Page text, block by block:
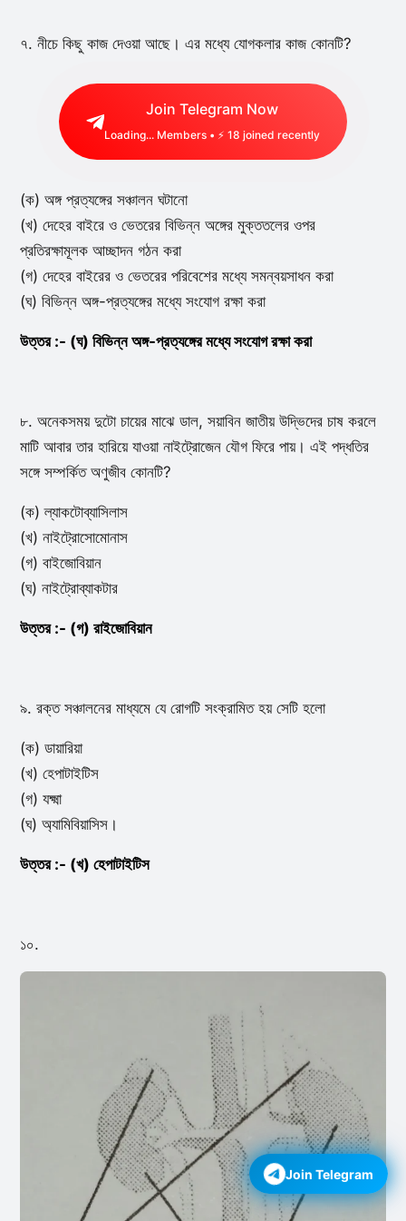
৭. নীচে কিছু কাজ দেওয়া আছে। এর মধ্যে যোগকলার কাজ কোনটি?
Join Telegram Now
Loading... Members • ⚡ 18 joined recently
(ক) অঙ্গ প্রত্যঙ্গের সঞ্চালন ঘটানো
(খ) দেহের বাইরে ও ভেতরের বিভিন্ন অঙ্গের মুক্ততলের ওপর
প্রতিরক্ষামূলক আচ্ছাদন গঠন করা
(গ) দেহের বাইরের ও ভেতরের পরিবেশের মধ্যে সমন্বয়সাধন করা
(ঘ) বিভিন্ন অঙ্গ-প্রত্যঙ্গের মধ্যে সংযোগ রক্ষা করা
উত্তর :- (ঘ) বিভিন্ন অঙ্গ-প্রত্যঙ্গের মধ্যে সংযোগ রক্ষা করা
৮. অনেকসময় দুটো চায়ের মাঝে ডাল, সয়াবিন জাতীয় উদ্ভিদের চাষ করলে
মাটি আবার তার হারিয়ে যাওয়া নাইট্রোজেন যৌগ ফিরে পায়। এই পদ্ধতির
সঙ্গে সম্পর্কিত অণুজীব কোনটি?
(ক) ল্যাকটোব্যাসিলাস
(খ) নাইট্রোসোমোনাস
(গ) বাইজোবিয়ান
(ঘ) নাইট্রোব্যাকটার
উত্তর :- (গ) রাইজোবিয়ান
৯. রক্ত সঞ্চালনের মাধ্যমে যে রোগটি সংক্রামিত হয় সেটি হলো
(ক) ডায়ারিয়া
(খ) হেপাটাইটিস
(গ) যক্ষ্মা
(ঘ) অ্যামিবিয়াসিস।
উত্তর :- (খ) হেপাটাইটিস
১০.
Join Telegram